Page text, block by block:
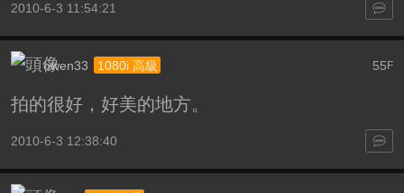
2010-6-3 11:54:21
55F
owen33 1080i 高級
拍的很好，好美的地方。
2010-6-3 12:38:40